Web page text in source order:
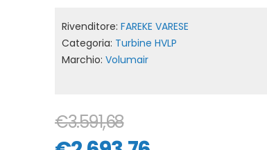
Rivenditore: FAREKE VARESE
Categoria: Turbine HVLP
Marchio: Volumair
€3.591,68